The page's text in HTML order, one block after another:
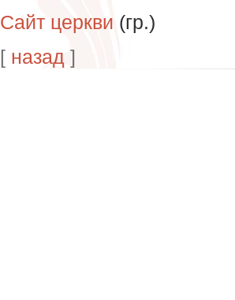
Сайт церкви (гр.)
[ назад]